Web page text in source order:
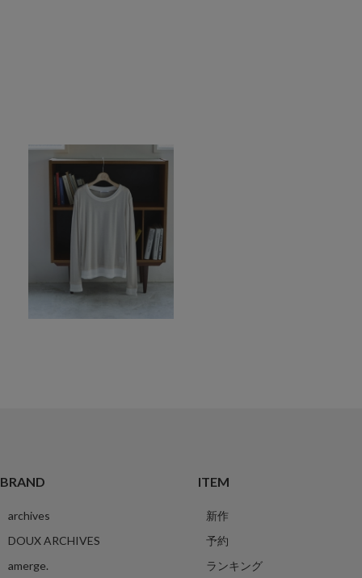
BRAND
archives
DOUX ARCHIVES
amerge.
ITEM
新作
予約
ランキング